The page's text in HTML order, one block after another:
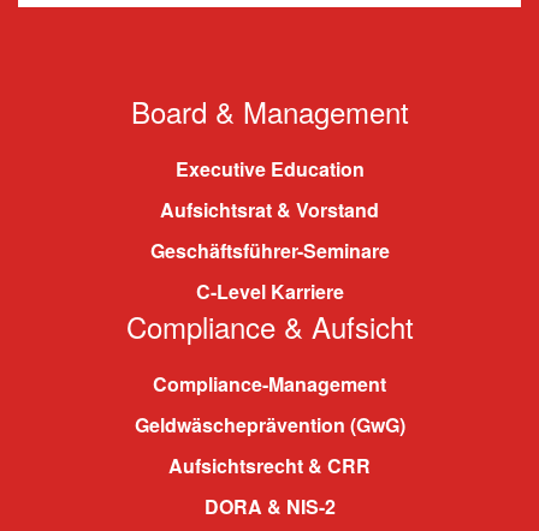
Board & Management
Executive Education
Aufsichtsrat & Vorstand
Geschäftsführer-Seminare
C-Level Karriere
Compliance & Aufsicht
Compliance-Management
Geldwäscheprävention (GwG)
Aufsichtsrecht & CRR
DORA & NIS-2